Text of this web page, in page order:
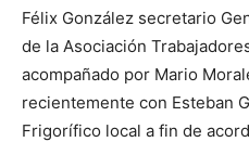
Félix González secretario
de la Asociación
acompañado por Mario
recientemente con Esteban
Frigorífico local a fin de